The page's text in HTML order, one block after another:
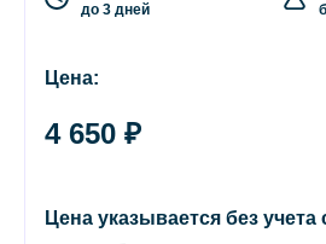
до 3 дней
Цена:
4 650 ₽
Цена указывается без учета